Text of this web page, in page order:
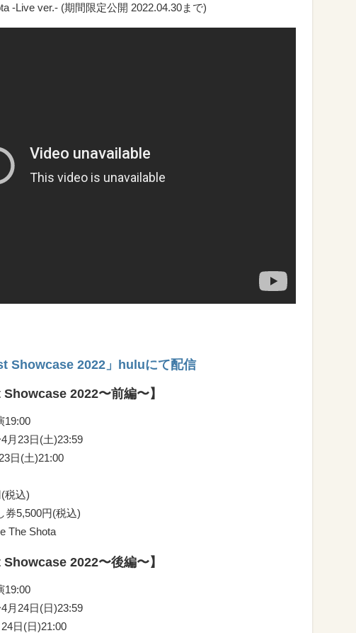
-Live ver.- (期間限定公開 2022.04.30まで)
Showcase 2022」huluにて配信
2022〜前編〜】
19:00
月23日(土)23:59
日(土)21:00
税込)
券5,500円(税込)
The Shota
2022〜後編〜】
19:00
月24日(日)23:59
日(日)21:00